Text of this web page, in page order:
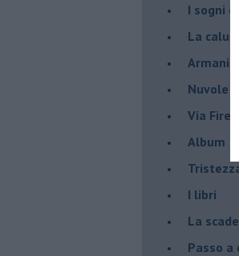
I sogni
La calura
Armani
Nuvole
Via
Album
I libri
La
Passo a